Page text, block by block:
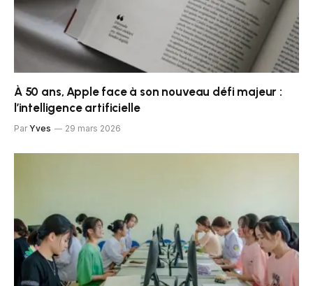
À 50 ans, Apple face à son nouveau défi majeur :
l’intelligence artificielle
Par Yves 29 mars 2026